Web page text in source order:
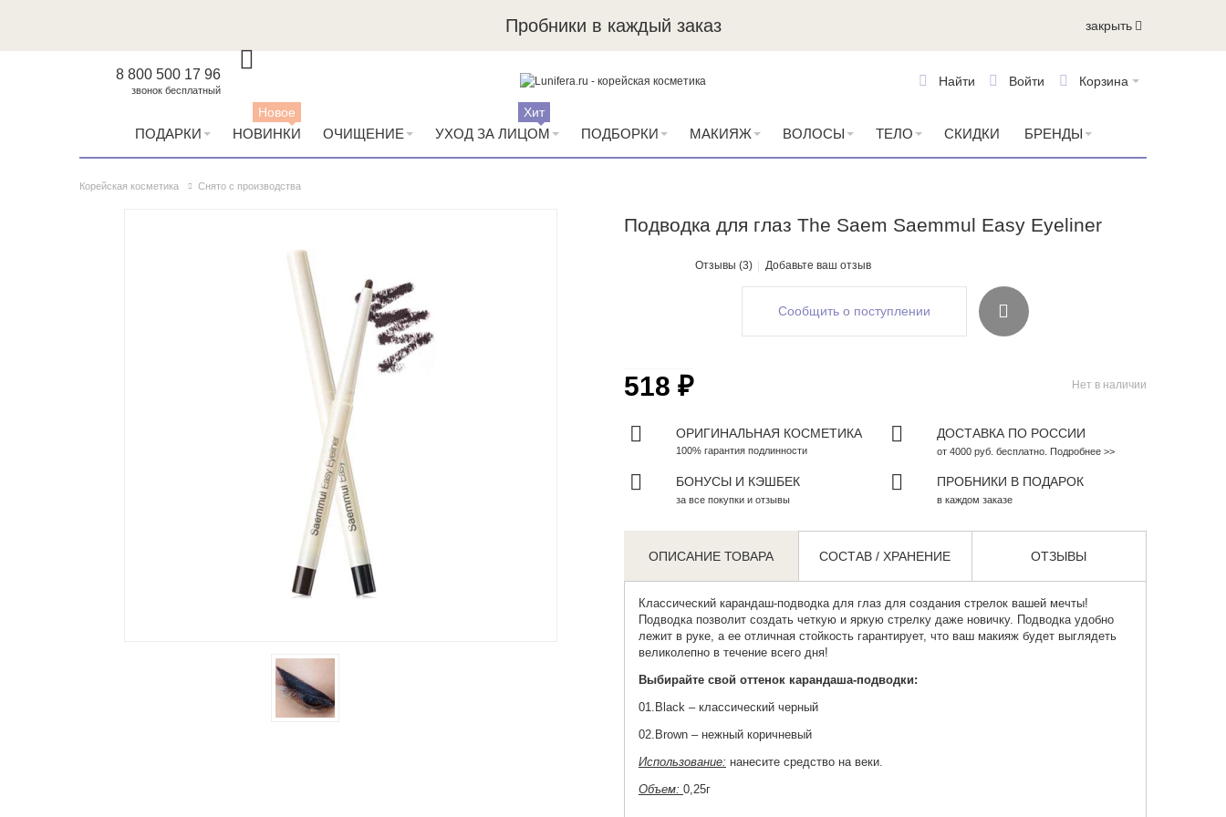
Пробники в каждый заказ закрыть
8 800 500 17 96
звонок бесплатный
Корзина
Войти
Найти
ПОДАРКИ НОВИНКИ
Новое
ОЧИЩЕНИЕ УХОД ЗА ЛИЦОМ
Хит
ПОДБОРКИ МАКИЯЖ ВОЛОСЫ ТЕЛО СКИДКИ БРЕНДЫ
Корейская косметика Снято с производства
Подводка для глаз The Saem Saemmul Easy Eyeliner
Отзывы (3) Добавьте ваш отзыв
Сообщить о поступлении
Нет в наличии
518 ₽
ОРИГИНАЛЬНАЯ КОСМЕТИКА
100% гарантия подлинности
ДОСТАВКА ПО РОССИИ
от 4000 руб. бесплатно. Подробнее >>
БОНУСЫ И КЭШБЕК
за все покупки и отзывы
ПРОБНИКИ В ПОДАРОК
в каждом заказе
ОПИСАНИЕ ТОВАРА СОСТАВ / ХРАНЕНИЕ ОТЗЫВЫ
Классический карандаш-подводка для глаздля создания стрелок вашей мечты!
Подводка позволит создать четкую и яркую стрелку даже новичку. Подводка удобно
лежит в руке, а ее отличная стойкость гарантирует, что ваш макияж будет выглядеть
великолепно в течение всего дня!
Выбирайте свой оттенок карандаша-подводки:
01.Black – классический черный
02.Brown – нежный коричневый
Использование: нанесите средство на веки.
Объем: 0,25г